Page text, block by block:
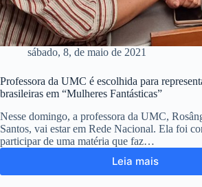
sábado, 8, de maio de 2021
Professora da UMC é escolhida para
brasileiras em “Mulheres Fantásticas”
Nesse domingo, a professora da UMC,
Santos, vai estar em Rede Nacional. Ela foi
participar de uma matéria que faz…
Leia mais